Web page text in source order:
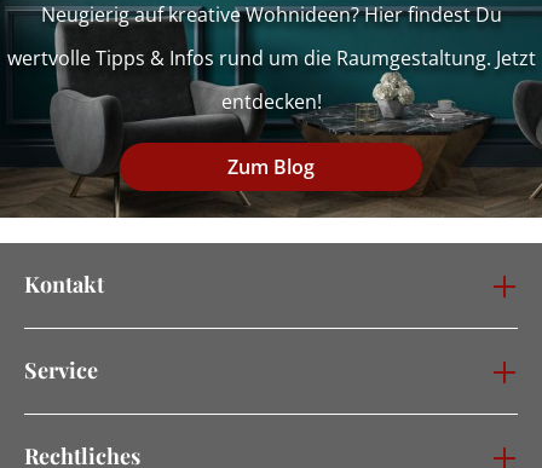
Neugierig auf kreative Wohnideen? Hier findest Du
wertvolle Tipps & Infos rund um die Raumgestaltung. Jetzt
entdecken!
Zum Blog
Kontakt
Service
Rechtliches